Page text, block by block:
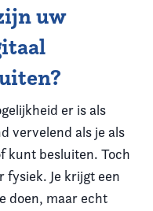
uw
er is als
vervelend als je als
kunt besluiten. Toch
fysiek. Je krijgt een
doen, maar echt